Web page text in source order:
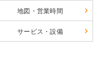
地図・営業時間
サービス・設備